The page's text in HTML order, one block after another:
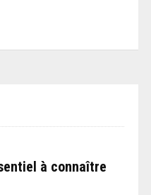
à connaître